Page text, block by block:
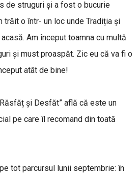
de struguri și a fost o bucurie
trăit o într- un loc unde Tradiția și
Am început toamna cu multă
și must proaspăt. Zic eu că va fi o
atât de bine!
și Desfăt” află că este un
pe care îl recomand din toată
pe tot parcursul lunii septembrie: în